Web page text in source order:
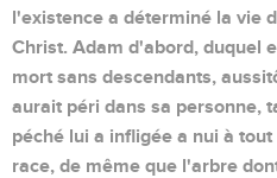
l'existence a déterminé la vie
Christ. Adam d'abord, duquel
mort sans descendants,
aurait péri dans sa personne,
péché lui a infligée a nui à
race, de même que l'arbre